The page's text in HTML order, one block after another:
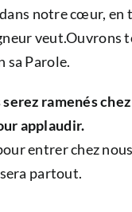
notre cœur,
sa Parole.
ramenés
applaudir.
entrer chez
partout.